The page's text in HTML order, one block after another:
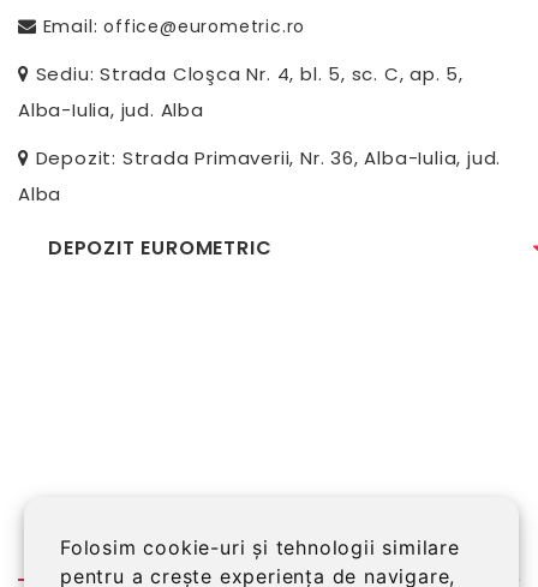
Folosim cookie-uri și tehnologii similare
pentru a crește experiența de navigare,
Email:office@eurometric.ro
Sediu: Strada Cloşca Nr. 4, bl. 5, sc. C, ap. 5,
Alba-Iulia, jud. Alba
Depozit: Strada Primaverii, Nr. 36, Alba-Iulia, jud.
Alba
DEPOZIT EUROMETRIC